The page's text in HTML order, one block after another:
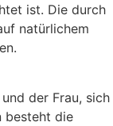
ist. Die durch
natürlichem
der Frau, sich
besteht die